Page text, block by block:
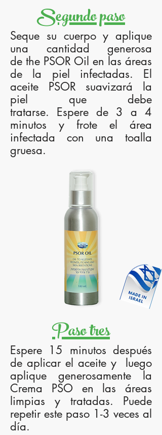
Segundo paso
Seque su cuerpo y aplique
una cantidad generosa
de the PSOR Oil en las áreas
de la piel infectadas. El
aceite PSOR suavizará la
piel que debe
tratarse. Espere de 3 a 4
minutos y frote el área
infectada con una toalla
gruesa.
Paso tres
Espere 15 minutos después
de aplicar el aceite y luego
aplique generosamente la
Crema PSO en las áreas
limpias y tratadas. Puede
repetir este paso 1-3 veces al
día.